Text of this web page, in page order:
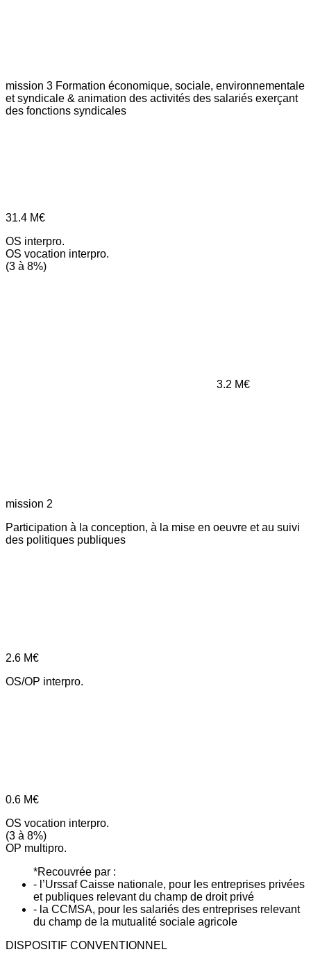
mission 3 Formation économique, sociale, environnementale
et syndicale & animation des activités des salariés exerçant
des fonctions syndicales
31.4 M€
OS interpro.
OS vocation interpro.
(3 à 8%)
3.2 M€
mission 2
Participation à la conception, à la mise en oeuvre et au suivi
des politiques publiques
2.6 M€
OS/OP interpro.
0.6 M€
OS vocation interpro.
(3 à 8%)
OP multipro.
*Recouvrée par :
- l’Urssaf Caisse nationale, pour les entreprises privées
et publiques relevant du champ de droit privé
- la CCMSA, pour les salariés des entreprises relevant
du champ de la mutualité sociale agricole
DISPOSITIF CONVENTIONNEL